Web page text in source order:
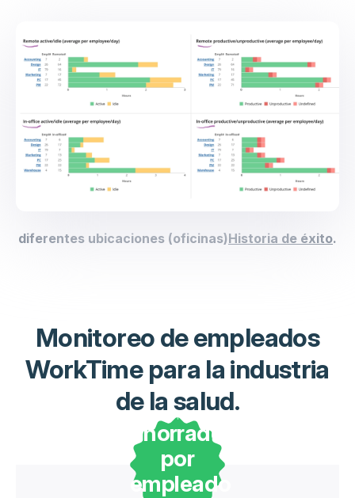
diferentes ubicaciones (oficinas)Historia de éxito.
Monitoreo de empleados
WorkTime para la industria
de la salud.
ahorrado
por
empleado